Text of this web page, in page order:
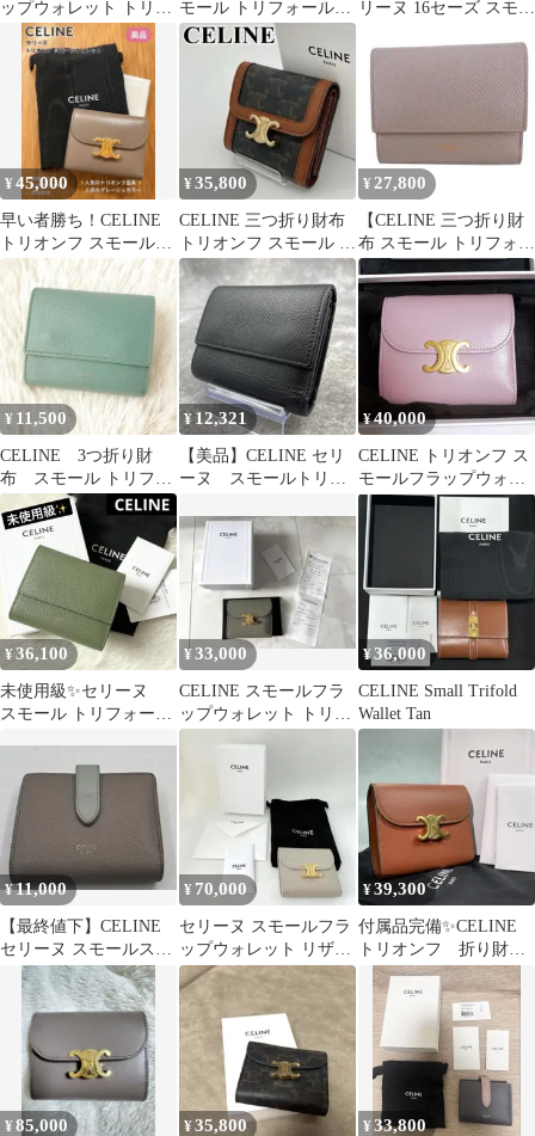
ップウォレット トリオ
ンフ
モール トリフォールド
ウォレット ブラック
リーヌ 16セーズ スモー
ー
¥45,000
早い者勝ち！CELINE
トリオンフ スモールウ
ォレット
¥35,800
CELINE 三つ折り財布
トリオンフ スモール ゴ
ールド金具 PVC レザー
¥ 27,800
【CELINE 三つ折り財
布 スモール トリフォー
ルド ウォレット グレー
ジュ】
¥ 11,500
CELINE 3つ折り財
布 スモール トリフォ
ールドウォレット グ
リーン
¥ 12,321
【美品】CELINE セリ
ーヌ スモールトリフ
ォレット 黒
¥40,000
CELINE トリオンフ ス
モールフラップウォレ
ット ピンク
¥36,100
未使用級✨セリーヌ
スモール トリフォール
¥33,000
CELINE スモールフラ
ップウォレット トリオ
ンフ
¥36,000
CELINE Small Trifold
Wallet Tan
¥11,000
【最終値下】CELINE
セリーヌ スモールスト
ラップウォレット二つ
折り財布
¥ 70,000
セリーヌ スモールフラ
ップウォレット リザー
ド トリオンフ 財布
¥39,300
付属品完備✨CELINE
トリオンフ 折り財
布 シャイニーカーフ
スキン
¥85,000 ¥35,800 ¥33,800